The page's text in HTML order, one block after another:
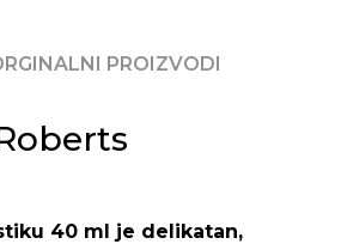
PROIZVODI
40 ml je delikatan,